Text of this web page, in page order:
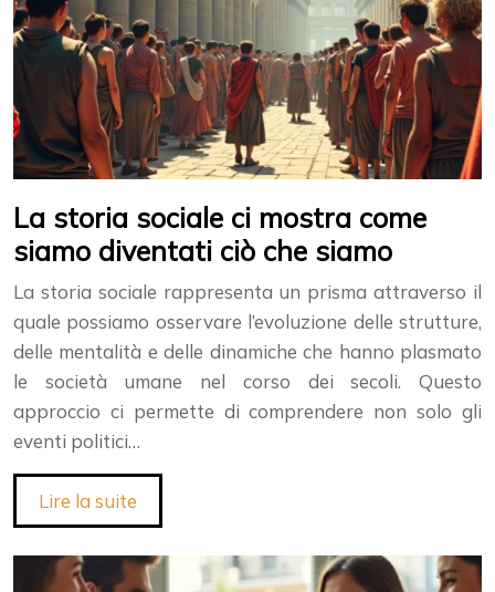
La storia sociale ci mostra come
siamo diventati ciò che siamo
La storia sociale rappresenta un prisma attraverso il
quale possiamo osservare l’evoluzione delle strutture,
delle mentalità e delle dinamiche che hanno plasmato
le società umane nel corso dei secoli. Questo
approccio ci permette di comprendere non solo gli
eventi politici…
Lire la suite